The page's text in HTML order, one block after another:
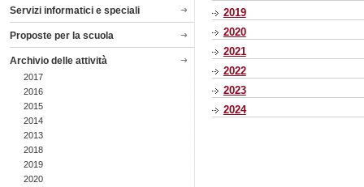
Servizi informatici e speciali
Proposte per la scuola
Archivio delle attività
2017
2016
2015
2014
2013
2018
2019
2020
2019
2020
2021
2022
2023
2024